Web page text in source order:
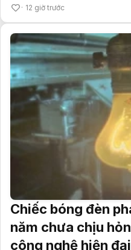
12 giờ trước
Chiếc bóng đèn
năm chưa chịu
công nghệ hiện